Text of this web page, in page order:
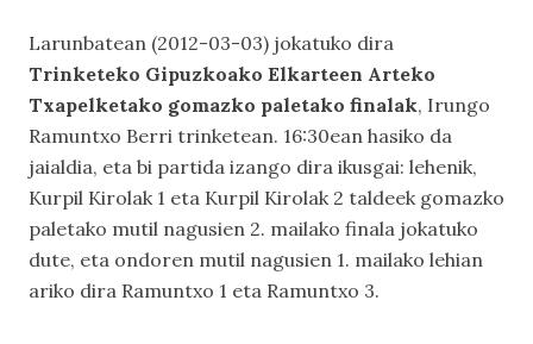
Larunbatean (2012-03-03) jokatuko dira
Trinketeko Gipuzkoako Elkarteen Arteko
Txapelketako gomazko paletako finalak, Irungo
Ramuntxo Berri trinketean. 16:30ean hasiko da
jaialdia, eta bi partida izango dira ikusgai: lehenik,
Kurpil Kirolak 1 eta Kurpil Kirolak 2 taldeek gomazko
paletako mutil nagusien 2. mailako finala jokatuko
dute, eta ondoren mutil nagusien 1. mailako lehian
ariko dira Ramuntxo 1 eta Ramuntxo 3.